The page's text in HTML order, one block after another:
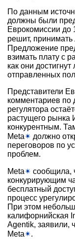
По данным
должны были
Еврокомиссии до
решит,
Предложение
взимать плату с
как они
отправленных
Представители
комментариев по
регулятора
растущего
конкурентным.
Meta✴ должно
переговоров по
проблем.
Meta✴ сообщила,
конкурирующим
бесплатный
процесс
При этом
калифорнийская
Agentik, заявили,
Meta✴.